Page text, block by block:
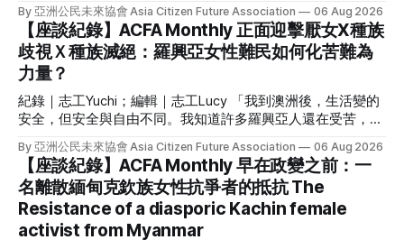
（Nupi Maanbi，曼尼普爾跨性別女性）、作家、學者、
治異議或參與抗爭而流亡海外，這些對台灣人來說或許聽來熟
悉的白色恐怖歷史，卻是泰國的現在進行式。 6 月初，泰國社
運人士二代、政治受難者家屬 Prakaidao Phurksakasemsuk
來台，和我們講述他的父親與伴侶因參與社會運動所遭受的政
治暴力，分享她如何面對傷痛、又如何在行動中治癒自己。她
現在是泰國人權組織跨文化基金會（Cross Cultural
Foundation）的執行長，持續為政治暴力的倖存者與及親屬發
聲。 活動一開始，講者 Prakaidao Phurksakasemsuk 先向參
與者提問： 「如果你曾經歷失去愛人、家人，或與他們離
別，請舉手。」 她說自己與家人分離，並失去了摯愛的人，
與在場的參與者或多或少都有共同的經驗。 Prakaidao
Phurksakasemsuk 自政治與社運運動家庭出身。她的泰文名
字有「蠟燭」
By 亞洲公民未來協會 Asia Citizen Future Association 06 Aug 2026
【座談紀錄】ACFA Monthly 正面迎擊厭女X種族
歧視Ｘ種族滅絕：羅興亞女性難民如何化苦難為
力量？
紀錄｜志工Yuchi；編輯｜志工Lucy 「我到澳洲後，生活變的
安全，但安全與自由不同。我知道許多羅興亞人還在受苦，只
要羅興亞人還沒自由，我的自由就不完整。」 作為緬甸 135
個族群之一的羅興亞人，曾被聯合國指稱為全世界最受迫害的
族群，也是全球最大的無國籍人口。羅興亞種族滅絕已經持續
84 年，到此刻仍在發生。面對如此苦難，他們如何抵抗？ 我
們邀請到支持羅興亞女性難民的 Noor Azizah 來台，親身講述
她逃離種族滅絕、為羅興亞發聲的故事，她也分享作為一名羅
By 亞洲公民未來協會 Asia Citizen Future Association 06 Aug 2026
【座談紀錄】ACFA Monthly 早在政變之前：一
名離散緬甸克欽族女性抗爭者的抵抗 The
Resistance of a diasporic Kachin female
activist from Myanmar